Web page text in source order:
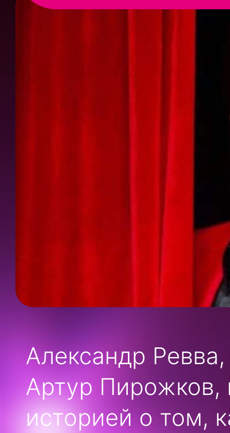
Александр
Артур Пирожков,
историей о том,